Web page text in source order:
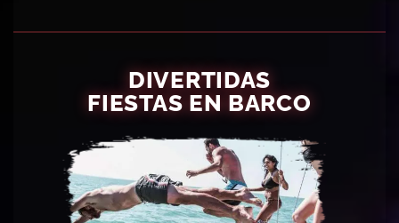
DIVERTIDAS
FIESTAS EN BARCO